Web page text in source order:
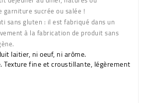
garniture sucrée ou salée !
sans gluten : il est fabriqué dans un
à la fabrication de produit sans
laitier, ni oeuf, ni arôme.
Texture fine et croustillante, légèrement